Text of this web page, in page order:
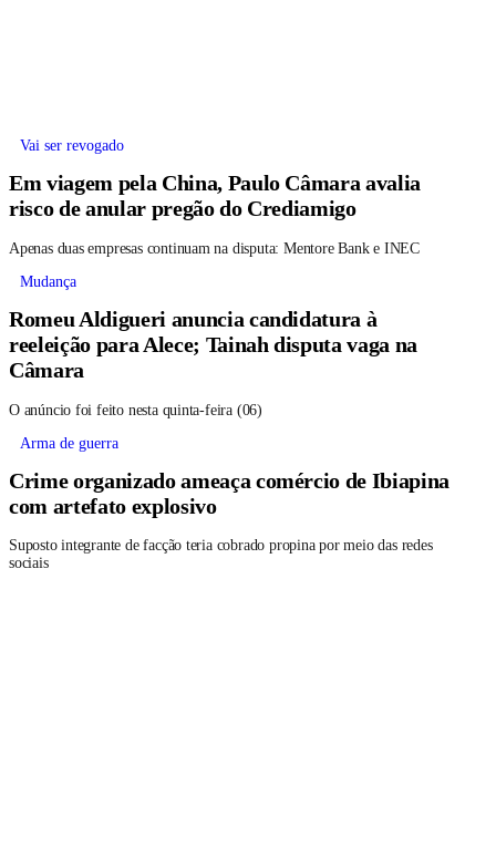
Vai ser revogado
Em viagem pela China, Paulo Câmara avalia
risco de anular pregão do Crediamigo
Apenas duas empresas continuam na disputa: Mentore Bank e INEC
Mudança
Romeu Aldigueri anuncia candidatura à
reeleição para Alece; Tainah disputa vaga na
Câmara
O anúncio foi feito nesta quinta-feira (06)
Arma de guerra
Crime organizado ameaça comércio de Ibiapina
com artefato explosivo
Suposto integrante de facção teria cobrado propina por meio das redes
sociais